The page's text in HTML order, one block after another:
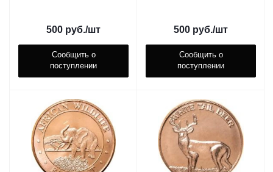
500 руб./шт
Сообщить о
поступлении
500 руб./шт
Сообщить о
поступлении